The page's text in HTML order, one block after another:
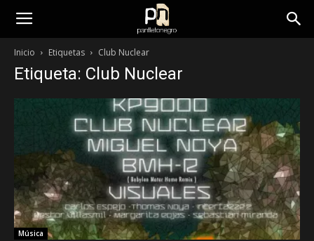
panfletonegro
Inicio Etiquetas Club Nuclear
Etiqueta: Club Nuclear
Música